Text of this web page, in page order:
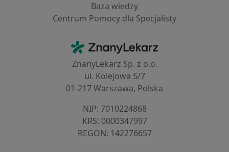
Baza wiedzy
Centrum Pomocy dla Specjalisty
ZnanyLekarz - Strona główna
ZnanyLekarz Sp. z o.o.
ul. Kolejowa 5/7
01-217 Warszawa, Polska
NIP: ⁠7010224868
KRS: ⁠0000347997
REGON: ⁠142276657